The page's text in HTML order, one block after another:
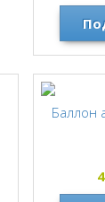
Баллон